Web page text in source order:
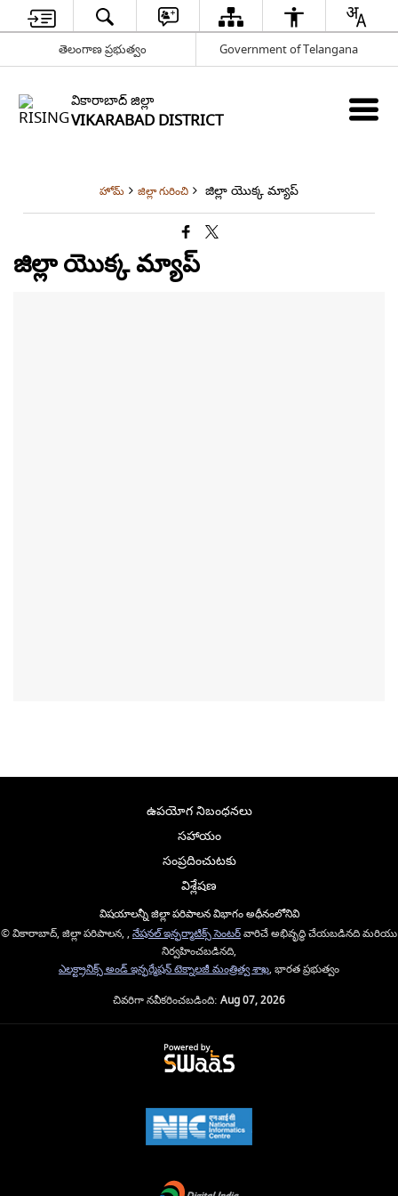
తెలంగాణ ప్రభుత్వం Government of Telangana
వికారాబాద్ జిల్లా
VIKARABAD DISTRICT
హోమ్ జిల్లా గురించి జిల్లా యొక్క మ్యాప్
జిల్లా యొక్క మ్యాప్
ఉపయోగ నిబంధనలు
సహాయం
సంప్రదించుటకు
విశ్లేషణ
విషయాలన్నీ జిల్లా పరిపాలన విభాగం అధీనంలోనివి
© వికారాబాద్, జిల్లా పరిపాలన, , నేషనల్ ఇన్ఫర్మాటిక్స్ సెంటర్వారిచే అభివృద్ధి చేయబడినది మరియు
నిర్వహించబడినది,
ఎలక్ట్రానిక్స్ అండ్ ఇన్ఫర్మేషన్ టెక్నాలజీ మంత్రిత్వ శాఖ, భారత ప్రభుత్వం
చివరిగా నవీకరించబడింది: Aug 07, 2026